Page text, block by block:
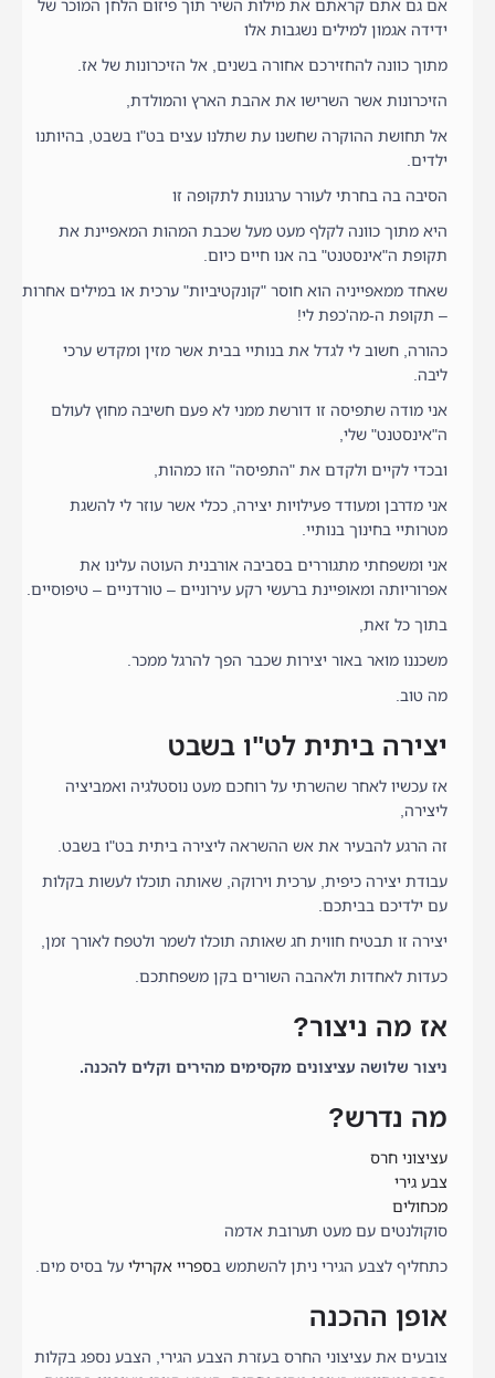
אם גם אתם קראתם את מילות השיר תוך פיזום הלחן המוכר של
ידידה אגמון למילים נשגבות אלו
מתוך כוונה להחזירכם אחורה בשנים, אל הזיכרונות של אז.
הזיכרונות אשר השרישו את אהבת הארץ והמולדת,
אל תחושת ההוקרה שחשנו עת שתלנו עצים בט"ו בשבט, בהיותנו
ילדים.
הסיבה בה בחרתי לעורר ערגונות לתקופה זו
היא מתוך כוונה לקלף מעט מעל שכבת המהות המאפיינת את
תקופת ה"אינסטנט" בה אנו חיים כיום.
שאחד ממאפייניה הוא חוסר "קונקטיביות" ערכית או במילים אחרות
– תקופת ה-מה'כפת לי!
כהורה, חשוב לי לגדל את בנותיי בבית אשר מזין ומקדש ערכי
ליבה.
אני מודה שתפיסה זו דורשת ממני לא פעם חשיבה מחוץ לעולם
ה"אינסטנט" שלי,
ובכדי לקיים ולקדם את "התפיסה" הזו כמהות,
אני מדרבן ומעודד פעילויות יצירה, ככלי אשר עוזר לי להשגת
מטרותיי בחינוך בנותיי.
אני ומשפחתי מתגוררים בסביבה אורבנית העוטה עלינו את
אפרוריותה ומאופיינת ברעשי רקע עירוניים – טורדניים – טיפוסיים.
בתוך כל זאת,
משכננו מואר באור יצירות שכבר הפך להרגל ממכר.
מה טוב.
יצירה ביתית לט"ו בשבט
אז עכשיו לאחר שהשרתי על רוחכם מעט נוסטלגיה ואמביציה
ליצירה,
זה הרגע להבעיר את אש ההשראה ליצירה ביתית בט"ו בשבט.
עבודת יצירה כיפית, ערכית וירוקה, שאותה תוכלו לעשות בקלות
עם ילדיכם בביתכם.
יצירה זו תבטיח חווית חג שאותה תוכלו לשמר ולטפח לאורך זמן,
כעדות לאחדות ולאהבה השורים בקן משפחתכם.
אז מה ניצור?
ניצור שלושה עציצונים מקסימים מהירים וקלים להכנה.
מה נדרש?
עציצוני חרס
צבע גירי
מכחולים
סוקולנטים עם מעט תערובת אדמה
כתחליף לצבע הגירי ניתן להשתמש בספריי אקריליעל בסיס מים.
אופן ההכנה
צובעים את עציצוני החרס בעזרת הצבע הגירי, הצבע נספג בקלות